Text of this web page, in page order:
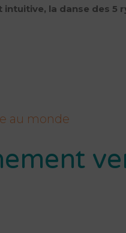
intuitive, la danse des 5
au monde